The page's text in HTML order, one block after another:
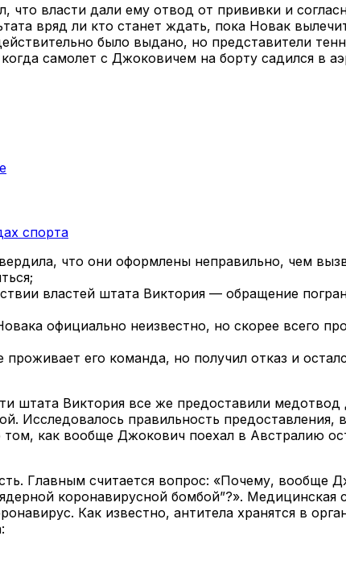
власти дали ему отвод от прививки и
вряд ли кто станет ждать, пока Новак
было выдано, но представители
самолет с Джоковичем на борту садился в
спорта
что они оформлены неправильно, чем
властей штата Виктория — обращение
официально неизвестно, но скорее всего
его команда, но получил отказ и
штата Виктория все же предоставили
Исследовалось правильность предоставления,
том, как вообще Джокович поехал в Австралию
Главным считается вопрос: «Почему, вообще
коронавирусной бомбой”?». Медицинская
Как известно, антитела хранятся в